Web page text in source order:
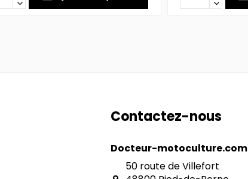
Contactez-nous
Docteur-motoculture.com
50 route de Villefort